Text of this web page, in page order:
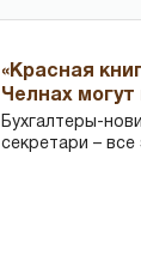
«Красная
Челнах могут
Бухгалтеры-
секретари –